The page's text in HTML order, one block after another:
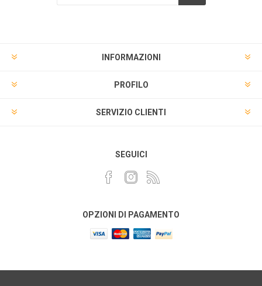
INFORMAZIONI
PROFILO
SERVIZIO CLIENTI
SEGUICI
OPZIONI DI PAGAMENTO